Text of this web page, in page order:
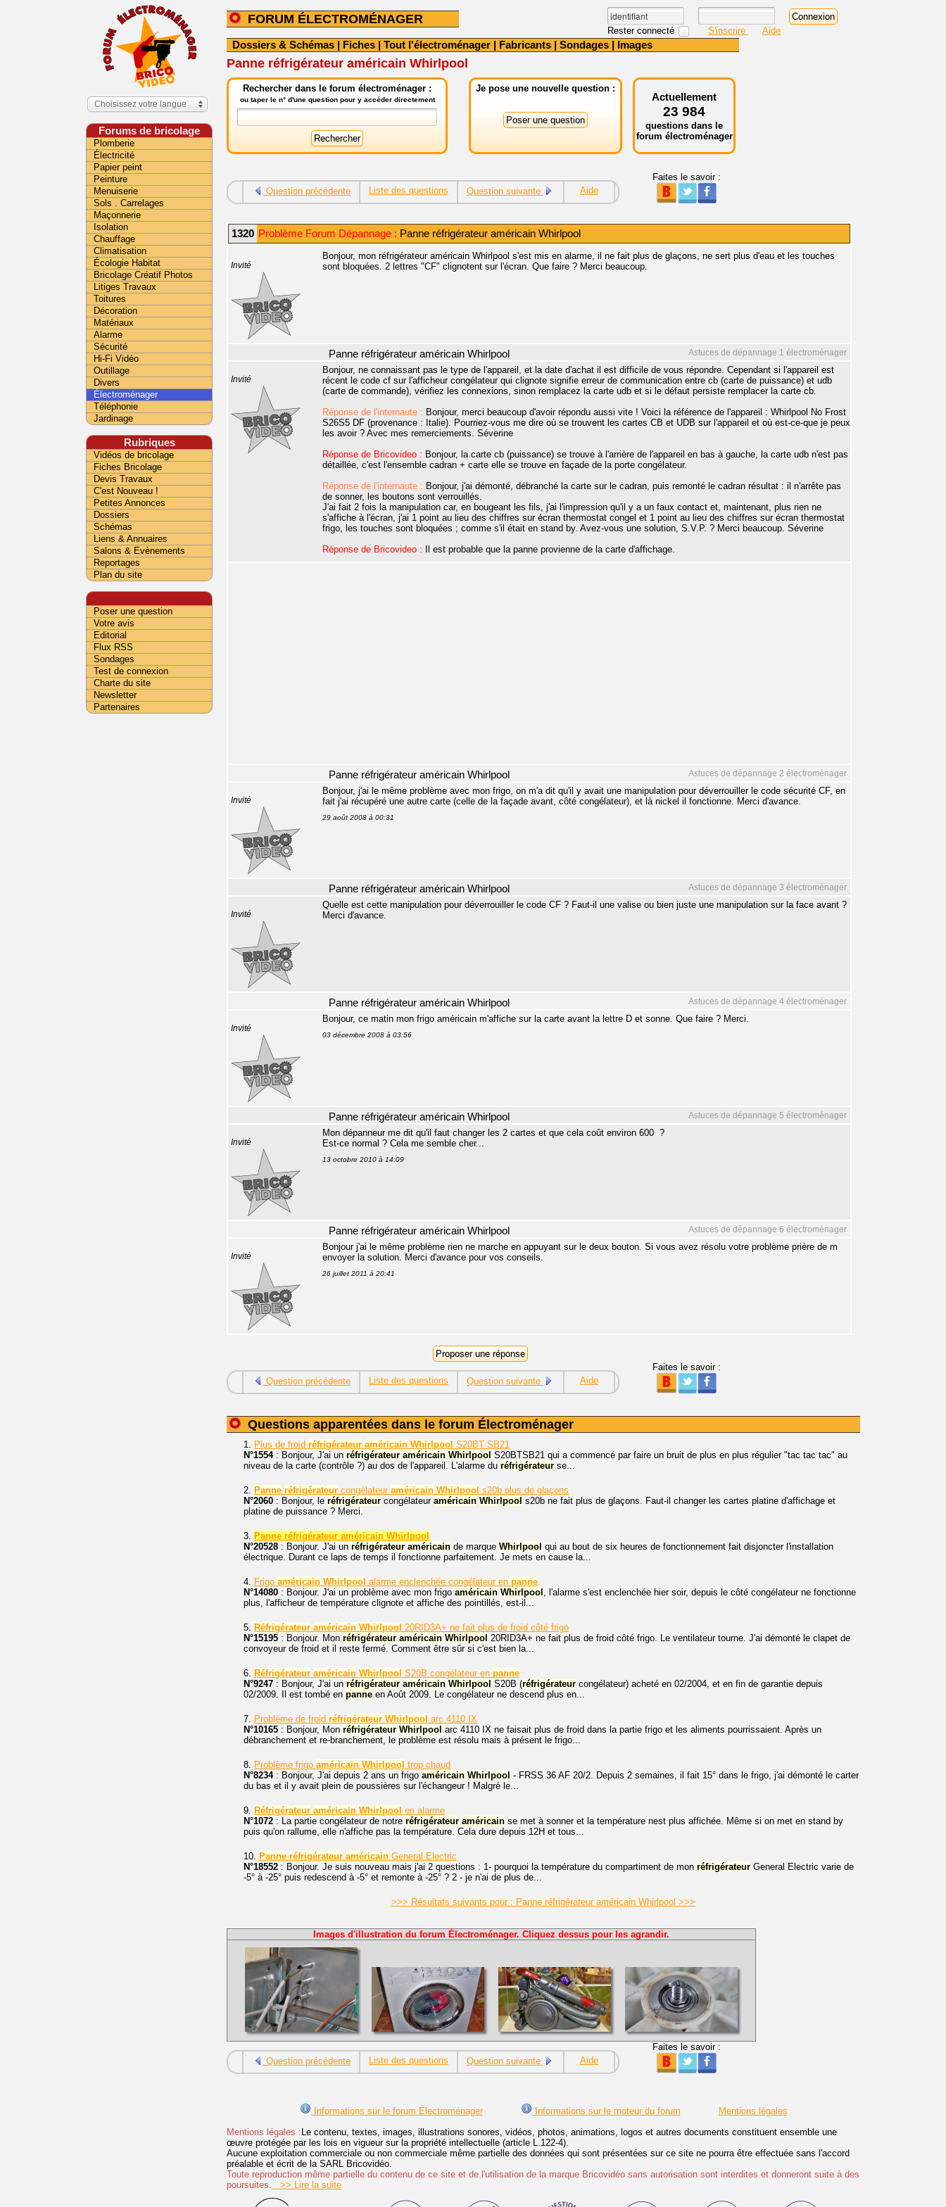
FORUM ÉLECTROMÉNAGER
Rester connecté S'inscrire Aide
Dossiers & Schémas | Fiches | Tout l'électroménager | Fabricants | Sondages | Images
Panne réfrigérateur américain Whirlpool
Rechercher dans le forum électroménager :
ou taper le n° d'une question pour y accéder directement
Je pose une nouvelle question :
Actuellement
23 984
questions dans le
forum électroménager
Question précédente Liste des questions Question suivante Aide
Faites le savoir :
1320 Problème Forum Dépannage : Panne réfrigérateur américain Whirlpool
Invité
Bonjour, mon réfrigérateur américain Whirlpool s'est mis en alarme, il ne fait plus de glaçons, ne sert plus d'eau et les touches
sont bloquées. 2 lettres "CF" clignotent sur l'écran. Que faire ? Merci beaucoup.
Astuces de dépannage 1 électroménager
Panne réfrigérateur américain Whirlpool
Invité
Bonjour, ne connaissant pas le type de l'appareil, et la date d'achat il est difficile de vous répondre. Cependant si l'appareil est
récent le code cf sur l'afficheur congélateur qui clignote signifie erreur de communication entre cb (carte de puissance) et udb
(carte de commande), vérifiez les connexions, sinon remplacez la carte udb et si le défaut persiste remplacer la carte cb.
Réponse de l'internaute : Bonjour, merci beaucoup d'avoir répondu aussi vite ! Voici la référence de l'appareil : Whirlpool No Frost
S26S5 DF (provenance : Italie). Pourriez-vous me dire où se trouvent les cartes CB et UDB sur l'appareil et où est-ce-que je peux
les avoir ? Avec mes remerciements. Séverine
Réponse de Bricovideo : Bonjour, la carte cb (puissance) se trouve à l'arrière de l'appareil en bas à gauche, la carte udb n'est pas
détaillée, c'est l'ensemble cadran + carte elle se trouve en façade de la porte congélateur.
Réponse de l'internaute : Bonjour, j'ai démonté, débranché la carte sur le cadran, puis remonté le cadran résultat : il n'arrête pas
de sonner, les boutons sont verrouillés.
J'ai fait 2 fois la manipulation car, en bougeant les fils, j'ai l'impression qu'il y a un faux contact et, maintenant, plus rien ne
s'affiche à l'écran, j'ai 1 point au lieu des chiffres sur écran thermostat congel et 1 point au lieu des chiffres sur écran thermostat
frigo, les touches sont bloquées ; comme s'il était en stand by. Avez-vous une solution, S.V.P. ? Merci beaucoup. Séverine
Réponse de Bricovideo :
Il est probable que la panne provienne de la carte d'affichage.
Astuces de dépannage 2 électroménager
Panne réfrigérateur américain Whirlpool
Invité
Bonjour, j'ai le même problème avec mon frigo, on m'a dit qu'il y avait une manipulation pour déverrouiller le code sécurité CF, en
fait j'ai récupéré une autre carte (celle de la façade avant, côté congélateur), et là nickel il fonctionne. Merci d'avance.
29 août 2008 à 00:31
Astuces de dépannage 3 électroménager
Panne réfrigérateur américain Whirlpool
Invité
Quelle est cette manipulation pour déverrouiller le code CF ? Faut-il une valise ou bien juste une manipulation sur la face avant ?
Merci d'avance.
Astuces de dépannage 4 électroménager
Panne réfrigérateur américain Whirlpool
Invité
Bonjour, ce matin mon frigo américain m'affiche sur la carte avant la lettre D et sonne. Que faire ? Merci.
03 décembre 2008 à 03:56
Astuces de dépannage 5 électroménager
Panne réfrigérateur américain Whirlpool
Invité
Mon dépanneur me dit qu'il faut changer les 2 cartes et que cela coût environ 600  ?
Est-ce normal ? Cela me semble cher...
13 octobre 2010 à 14:09
Astuces de dépannage 6 électroménager
Panne réfrigérateur américain Whirlpool
Invité
Bonjour j'ai le même problème rien ne marche en appuyant sur le deux bouton. Si vous avez résolu votre problème prière de m
envoyer la solution. Merci d'avance pour vos conseils.
26 juillet 2011 à 20:41
Question précédente Liste des questions Question suivante Aide
Faites le savoir :
Questions apparentées dans le forum Électroménager
1. Plus de froid réfrigérateur américain Whirlpool S20BT SB21
N°1554: Bonjour, J'ai un réfrigérateur américain Whirlpool S20BTSB21 qui a commencé par faire un bruit de plus en plus régulier "tac tac tac" au
niveau de la carte (contrôle ?) au dos de l'appareil. L'alarme du réfrigérateur se...
2. Panne réfrigérateur congélateur américain Whirlpool s20b plus de glaçons
N°2060 : Bonjour, le réfrigérateur congélateur américain Whirlpool s20b ne fait plus de glaçons. Faut-il changer les cartes platine d'affichage et
platine de puissance ? Merci.
3. Panne réfrigérateur américain Whirlpool
N°20528 : Bonjour. J'ai un réfrigérateur américain de marque Whirlpool qui au bout de six heures de fonctionnement fait disjoncter l'installation
électrique. Durant ce laps de temps il fonctionne parfaitement. Je mets en cause la...
4. Frigo américain Whirlpool alarme enclenchée congélateur en panne
N°14080 : Bonjour. J'ai un problème avec mon frigo américain Whirlpool , l'alarme s'est enclenchée hier soir, depuis le côté congélateur ne fonctionne
plus, l'afficheur de température clignote et affiche des pointillés, est-il...
5. Réfrigérateur américain Whirlpool 20RID3A+ ne fait plus de froid côté frigo
N°15195 : Bonjour. Mon réfrigérateur américain Whirlpool 20RID3A+ ne fait plus de froid côté frigo. Le ventilateur tourne. J'ai démonté le clapet de
convoyeur de froid et il reste fermé. Comment être sûr si c'est bien la...
6. Réfrigérateur américain Whirlpool S20B congélateur en panne
N°9247 : Bonjour, J'ai un réfrigérateur américain Whirlpool S20B (réfrigérateur congélateur) acheté en 02/2004, et en fin de garantie depuis
02/2009. Il est tombé en panne en Août 2009. Le congélateur ne descend plus en...
7. Problème de froid réfrigérateur Whirlpool arc 4110 IX
N°10165 : Bonjour, Mon réfrigérateur Whirlpool arc 4110 IX ne faisait plus de froid dans la partie frigo et les aliments pourrissaient. Après un
débranchement et re-branchement, le problème est résolu mais à présent le frigo...
8. Problème frigo américain Whirlpool trop chaud
N°8234: Bonjour, J'ai depuis 2 ans un frigo américain Whirlpool - FRSS 36 AF 20/2. Depuis 2 semaines, il fait 15° dans le frigo, j'ai démonté le carter
du bas et il y avait plein de poussières sur l'échangeur ! Malgré le...
9. Réfrigérateur américain Whirlpool en alarme
N°1072 : La partie congélateur de notre réfrigérateur américain se met à sonner et la température nest plus affichée. Même si on met en stand by
puis qu'on rallume, elle n'affiche pas la température. Cela dure depuis 12H et tous...
10. Panne réfrigérateur américain General Electric
N°18552 : Bonjour. Je suis nouveau mais j'ai 2 questions : 1- pourquoi la température du compartiment de mon réfrigérateur General Electric varie de
-5° à -25° puis redescend à -5° et remonte à -25° ? 2 - je n'ai de plus de...
>>> Résultats suivants pour : Panne réfrigérateur américain Whirlpool >>>
Images d'illustration du forum Électroménager. Cliquez dessus pour les agrandir.
Question précédente Liste des questions Question suivante Aide
Faites le savoir :
Informations sur le forum Électroménager Informations sur le moteur du forum
Mentions légales
Mentions légales : Le contenu, textes, images, illustrations sonores, vidéos, photos, animations, logos et autres documents constituent ensemble une
œuvre protégée par les lois en vigueur sur la propriété intellectuelle (article L.122-4).
Aucune exploitation commerciale ou non commerciale même partielle des données qui sont présentées sur ce site ne pourra être effectuée sans l'accord
préalable et écrit de la SARL Bricovidéo.
Toute reproduction même partielle du contenu de ce site et de l'utilisation de la marque Bricovidéo sans autorisation sont interdites et donneront suite à des
poursuites. >> Lire la suite
Choisissez votre langue
Forums de bricolage
Plomberie
Électricité
Papier peint
Peinture
Menuiserie
Sols . Carrelages
Maçonnerie
Isolation
Chauffage
Climatisation
Écologie Habitat
Bricolage Créatif Photos
Litiges Travaux
Toitures
Décoration
Matériaux
Alarme
Sécurité
Hi-Fi Vidéo
Outillage
Divers
Électroménager
Téléphonie
Jardinage
Rubriques
Vidéos de bricolage
Fiches Bricolage
Devis Travaux
C'est Nouveau !
Petites Annonces
Dossiers
Schémas
Liens & Annuaires
Salons & Evènements
Reportages
Plan du site
Poser une question
Votre avis
Editorial
Flux RSS
Sondages
Test de connexion
Charte du site
Newsletter
Partenaires